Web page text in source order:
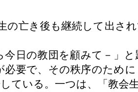
の亡き後も継続して出さ
日の教団を顧みて－」
要で、その秩序のため
ている。一つは、「教会